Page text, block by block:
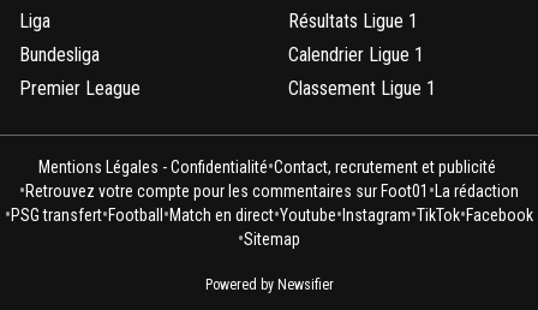
Liga
Bundesliga
Premier League
Résultats Ligue 1
Calendrier Ligue 1
Classement Ligue 1
Mentions Légales - Confidentialité•Contact, recrutement et publicité
•Retrouvez votre compte pour les commentaires sur Foot01 • La rédaction
•PSG transfert•Football •Match en direct•Youtube• Instagram•TikTok•Facebook
•Sitemap
Powered by Newsifier